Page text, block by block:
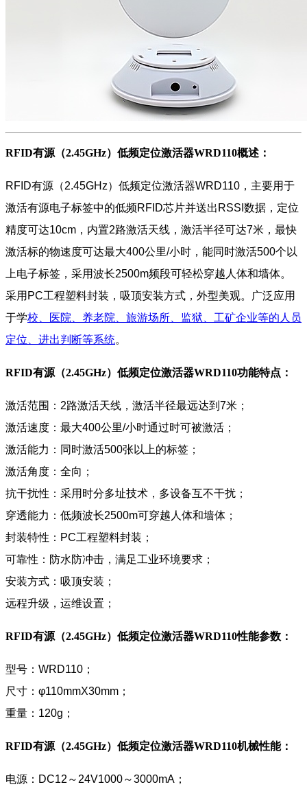
RFID有源（2.45GHz）低频定位激活器WRD110概述：
RFID有源（2.45GHz）低频定位激活器WRD110，主要用于
激活有源电子标签中的低频RFID芯片并送出RSSI数据，定位
精度可达10cm，内置2路激活天线，激活半径可达7米，最快
激活标的物速度可达最大400公里/小时，能同时激活500个以
上电子标签，采用波长2500m频段可轻松穿越人体和墙体。
采用PC工程塑料封装，吸顶安装方式，外型美观。广泛应用
于学校、医院、养老院、旅游场所、监狱、工矿企业等的人员
定位、进出判断等系统。
RFID有源（2.45GHz）低频定位激活器WRD110功能特点：
激活范围：2路激活天线，激活半径最远达到7米；
激活速度：最大400公里/小时通过时可被激活；
激活能力：同时激活500张以上的标签；
激活角度：全向；
抗干扰性：采用时分多址技术，多设备互不干扰；
穿透能力：低频波长2500m可穿越人体和墙体；
封装特性：PC工程塑料封装；
可靠性：防水防冲击，满足工业环境要求；
安装方式：吸顶安装；
远程升级，运维设置；
RFID有源（2.45GHz）低频定位激活器WRD110性能参数：
型号：WRD110；
尺寸：φ110mmX30mm；
重量：120g；
RFID有源（2.45GHz）低频定位激活器WRD110机械性能：
电源：DC12～24V1000～3000mA；